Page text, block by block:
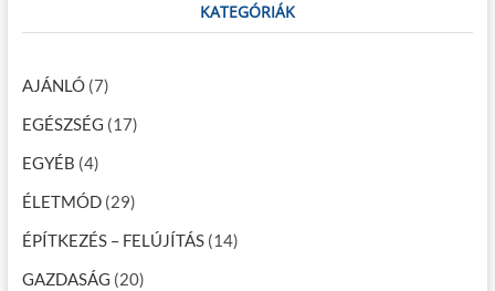
v
i
g
á
c
i
ó
h
KATEGÓRIÁK
AJÁNLÓ(7)
EGÉSZSÉG (17)
EGYÉB (4)
ÉLETMÓD(29)
ÉPÍTKEZÉS – FELÚJÍTÁS(14)
GAZDASÁG (20)